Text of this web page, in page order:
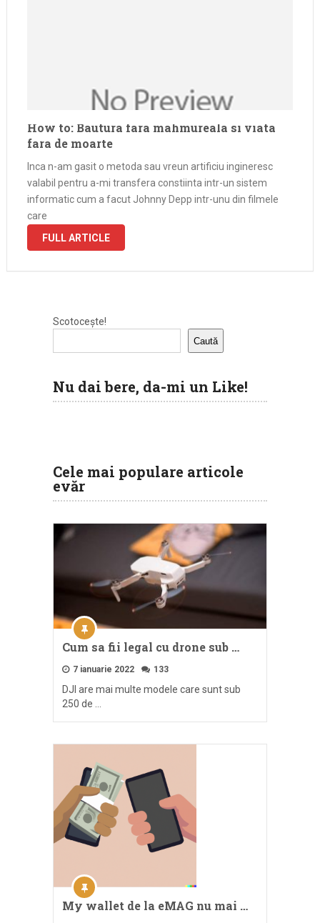
How to: Bautura fara mahmureala si viata
fara de moarte
Inca n-am gasit o metoda sau vreun artificiu ingineresc
valabil pentru a-mi transfera constiinta intr-un sistem
informatic cum a facut Johnny Depp intr-unu din filmele
care
FULL ARTICLE
Scotocește!
Caută
Nu dai bere, da-mi un Like!
Cele mai populare articole
evăr
Cum sa fii legal cu drone sub …
7 ianuarie 2022 133
DJI are mai multe modele care sunt sub
250 de …
My wallet de la eMAG nu mai …